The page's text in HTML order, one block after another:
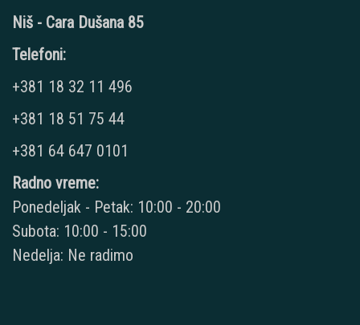
Niš - Cara Dušana 85
Telefoni:
+381 18 32 11 496
+381 18 51 75 44
+381 64 647 0101
Radno vreme:
Ponedeljak - Petak: 10:00 - 20:00
Subota: 10:00 - 15:00
Nedelja: Ne radimo